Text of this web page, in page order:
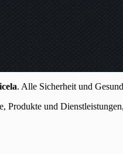
. Alle Sicherheit und
und